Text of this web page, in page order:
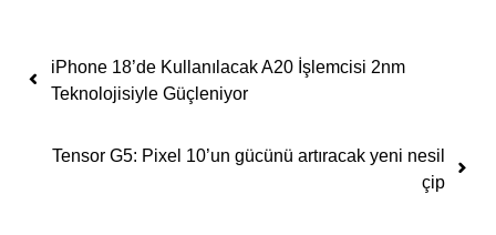
Yazı dolaşımı
iPhone 18’de Kullanılacak A20 İşlemcisi 2nm
Teknolojisiyle Güçleniyor
Tensor G5: Pixel 10’un gücünü artıracak yeni nesil
çip